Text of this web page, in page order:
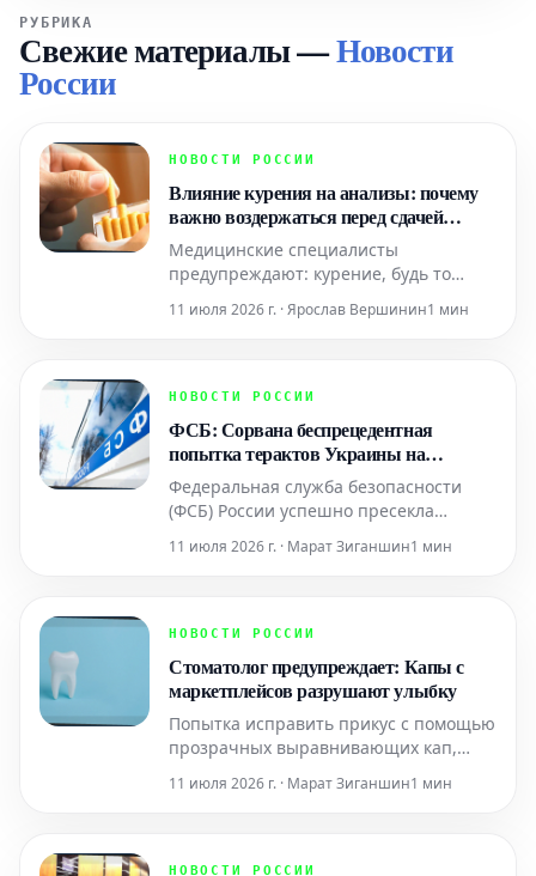
РУБРИКА
Свежие материалы—Новости
России
НОВОСТИ РОССИИ
Влияние курения на анализы: почему
важно воздержаться перед сдачей
крови
Медицинские специалисты
предупреждают: курение, будь то
устройства для вейпинга,
существенно исказить их результаты.
физиологические изменения в
организме, включая повышение уро
11 июля 2026 г. · Ярослав Вершинин1 мин
НОВОСТИ РОССИИ
ФСБ: Сорвана беспрецедентная
попытка терактов Украины на
военных объектах России
Федеральная служба безопасности
(ФСБ) России успешно пресекла
масштабам попытки
спецслужбами. Целями атак были
Российской Федерации. Среди
предотвращенных инцидентов —
запланированный те
11 июля 2026 г. · Марат Зиганшин1 мин
НОВОСТИ РОССИИ
Стоматолог предупреждает: Капы с
маркетплейсов разрушают улыбку
Попытка исправить прикус с помощью
прозрачных выравнивающих кап,
несет в себе серьезные риски для
предостерегают от такого подхода. По
11 июля 2026 г. · Марат Зиганшин1 мин
НОВОСТИ РОССИИ